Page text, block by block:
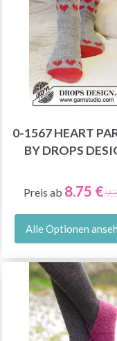
0-1567 HEART
BY DROPS
Preis ab 8.75 €
Alle Optionen